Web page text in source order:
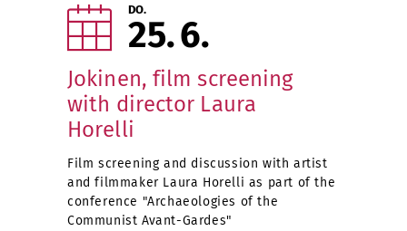
DO.
25 6
Jokinen, film screening
with director Laura
Horelli
Film screening and discussion with artist
and filmmaker Laura Horelli as part of the
conference "Archaeologies of the
Communist Avant-Gardes"